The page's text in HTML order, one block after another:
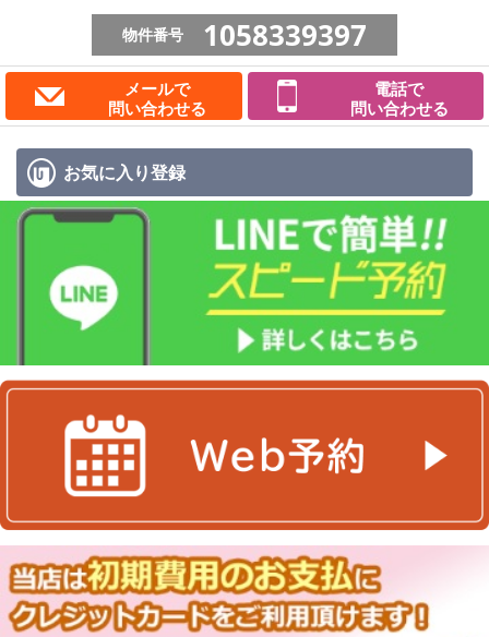
物件番号 1058339397
メールで
問い合わせる
電話で
問い合わせる
お気に入り登録